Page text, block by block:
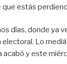
estás
días, donde ya
electoral. Lo
y este